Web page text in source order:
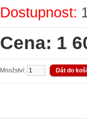
Dostupnost:
Cena: 1
Množství: